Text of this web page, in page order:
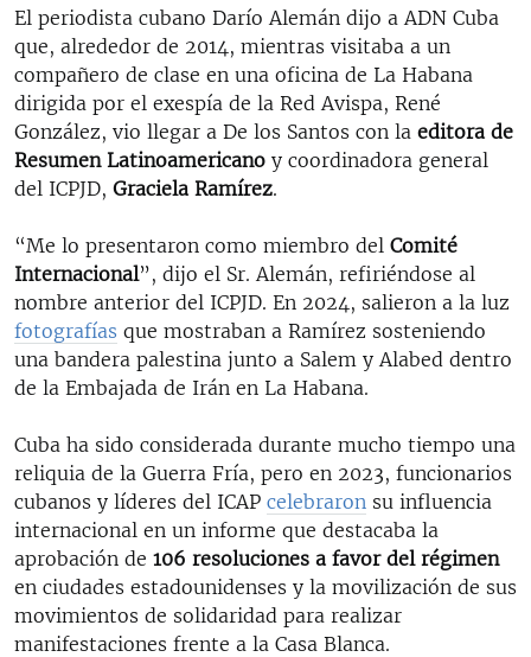
El periodista cubano Darío Alemán dijo a ADN Cuba
que, alrededor de 2014, mientras visitaba a un
compañero de clase en una oficina de La Habana
dirigida por el exespía de la Red Avispa, René
González, vio llegar a De los Santos con la editora de
Resumen Latinoamericano y coordinadora general
del ICPJD, Graciela Ramírez.
“Me lo presentaron como miembro del Comité
Internacional”, dijo el Sr. Alemán, refiriéndose al
nombre anterior del ICPJD. En 2024, salieron a la luz
fotografías que mostraban a Ramírez sosteniendo
una bandera palestina junto a Salem y Alabed dentro
de la Embajada de Irán en La Habana.
Cuba ha sido considerada durante mucho tiempo una
reliquia de la Guerra Fría, pero en 2023, funcionarios
cubanos y líderes del ICAP celebraron su influencia
internacional en un informe que destacaba la
aprobación de 106 resoluciones a favor del régimen
en ciudades estadounidenses y la movilización de sus
movimientos de solidaridad para realizar
manifestaciones frente a la Casa Blanca.